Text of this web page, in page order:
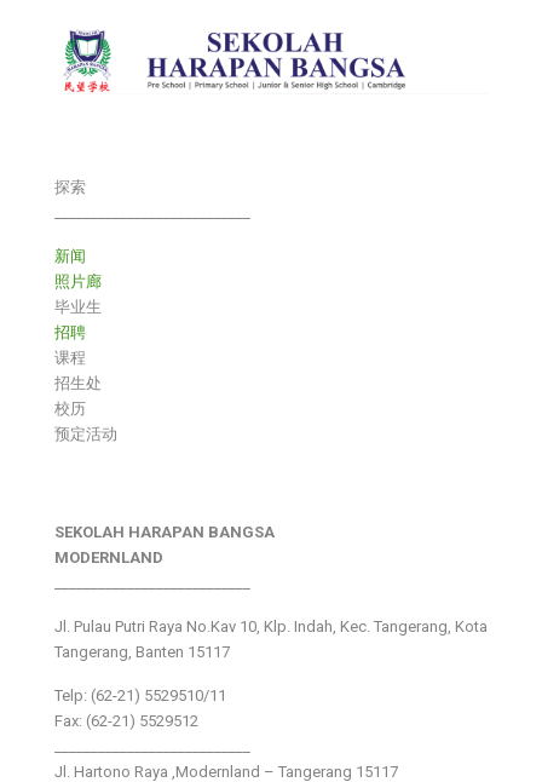
探索
新闻
照片廊
毕业生
招聘
课程
招生处
校历
预定活动
SEKOLAH HARAPAN BANGSA
MODERNLAND
Jl. Pulau Putri Raya No.Kav 10, Klp. Indah, Kec. Tangerang, Kota
Tangerang, Banten 15117
Telp: (62-21) 5529510/11
Fax: (62-21) 5529512
Jl. Hartono Raya ,Modernland – Tangerang 15117